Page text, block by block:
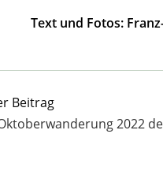
Text und Fotos:
Beitrag
2022